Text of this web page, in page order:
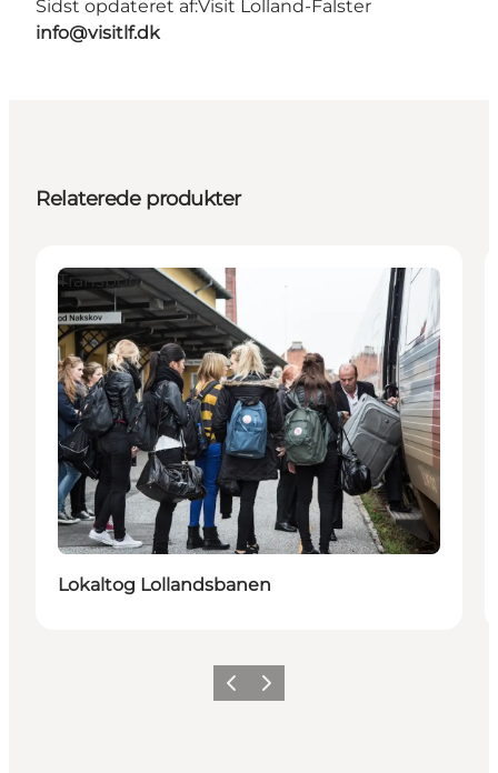
Sidst opdateret af:Visit Lolland-Falster
info@visitlf.dk
Relaterede produkter
Transport
Lokaltog Lollandsbanen
ForrigeNæste